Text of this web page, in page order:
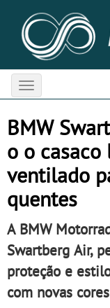
Toggle
navigation
BMW
o o casaco
ventilado
quentes
A BMW
Swartberg Air,
proteção e
com novas